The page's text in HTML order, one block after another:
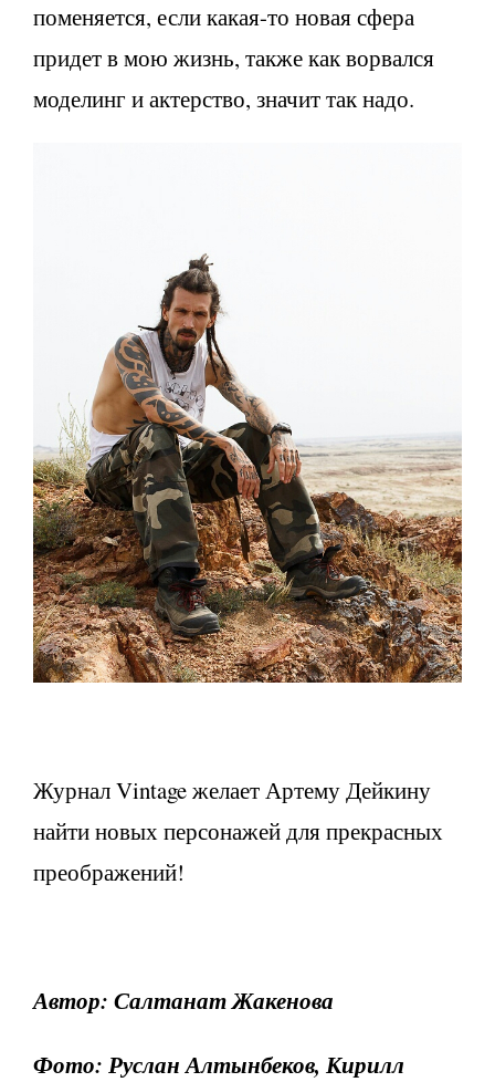
поменяется, если какая-то новая сфера
придет в мою жизнь, также как ворвался
моделинг и актерство, значит так надо.
Журнал Vintage желает Артему Дейкину
найти новых персонажей для прекрасных
преображений!
Автор: Салтанат Жакенова
Фото: Руслан Алтынбеков, Кирилл